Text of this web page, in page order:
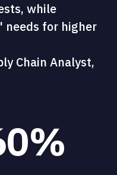
while
for higher
Chain Analyst,